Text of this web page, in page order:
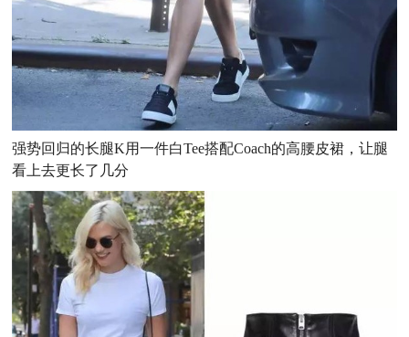
强势回归的长腿K用一件白Tee搭配Coach的高腰皮裙，让腿
看上去更长了几分